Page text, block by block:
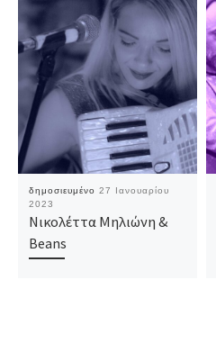
δημοσιευμένο 27 Ιανουαρίου
2023
Νικολέττα Μηλιώνη &
Beans